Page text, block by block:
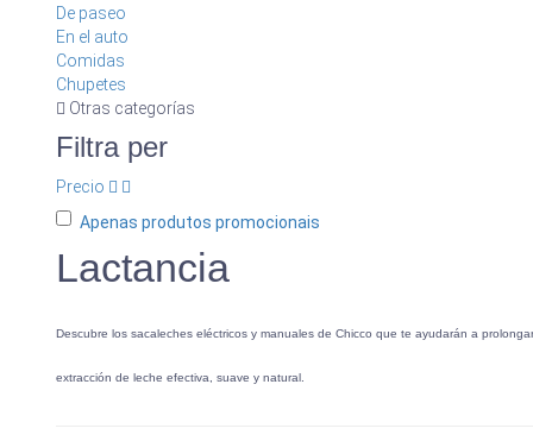
De paseo
En el auto
Comidas
Chupetes
Otras categorías
Filtra per
Precio
Apenas produtos promocionais
Lactancia
Descubre los sacaleches eléctricos y manuales de Chicco que te ayudarán a
extracción de leche efectiva, suave y natural.